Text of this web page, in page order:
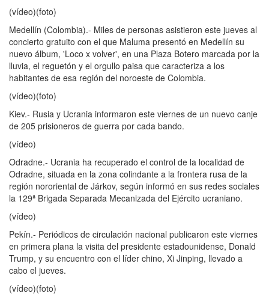
(vídeo)(foto)
Medellín (Colombia).- Miles de personas asistieron este jueves al
concierto gratuito con el que Maluma presentó en Medellín su
nuevo álbum, 'Loco x volver', en una Plaza Botero marcada por la
lluvia, el reguetón y el orgullo paisa que caracteriza a los
habitantes de esa región del noroeste de Colombia.
(vídeo)(foto)
Kiev.- Rusia y Ucrania informaron este viernes de un nuevo canje
de 205 prisioneros de guerra por cada bando.
(vídeo)
Odradne.- Ucrania ha recuperado el control de la localidad de
Odradne, situada en la zona colindante a la frontera rusa de la
región nororiental de Járkov, según informó en sus redes sociales
la 129ª Brigada Separada Mecanizada del Ejército ucraniano.
(vídeo)
Pekín.- Periódicos de circulación nacional publicaron este viernes
en primera plana la visita del presidente estadounidense, Donald
Trump, y su encuentro con el líder chino, Xi Jinping, llevado a
cabo el jueves.
(vídeo)(foto)